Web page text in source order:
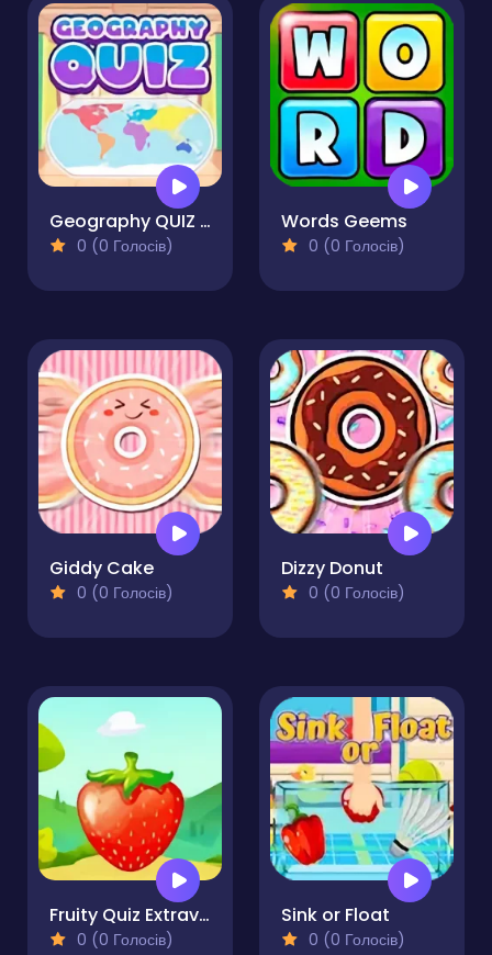
Geography QUIZ Game
0 (0 Голосів)
Words Geems
0 (0 Голосів)
Giddy Cake
0 (0 Голосів)
Dizzy Donut
0 (0 Голосів)
Fruity Quiz Extravaganza
0 (0 Голосів)
Sink or Float
0 (0 Голосів)